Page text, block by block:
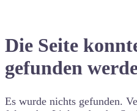
Die Seite
gefunden
Es wurde nichts gefunden.